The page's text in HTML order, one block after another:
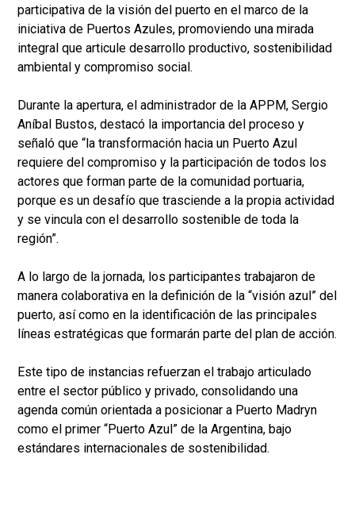
participativa de la visión del puerto en el marco de la
iniciativa de Puertos Azules, promoviendo una mirada
integral que articule desarrollo productivo, sostenibilidad
ambiental y compromiso social.
Durante la apertura, el administrador de la APPM, Sergio
Aníbal Bustos, destacó la importancia del proceso y
señaló que “la transformación hacia un Puerto Azul
requiere del compromiso y la participación de todos los
actores que forman parte de la comunidad portuaria,
porque es un desafío que trasciende a la propia actividad
y se vincula con el desarrollo sostenible de toda la
región”.
A lo largo de la jornada, los participantes trabajaron de
manera colaborativa en la definición de la “visión azul” del
puerto, así como en la identificación de las principales
líneas estratégicas que formarán parte del plan de acción.
Este tipo de instancias refuerzan el trabajo articulado
entre el sector público y privado, consolidando una
agenda común orientada a posicionar a Puerto Madryn
como el primer “Puerto Azul” de la Argentina, bajo
estándares internacionales de sostenibilidad.